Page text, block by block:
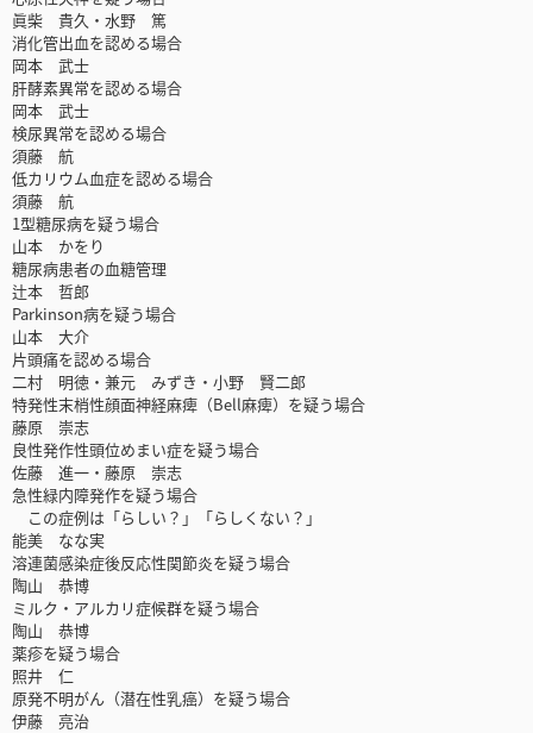
眞柴 貴久・水野 篤
消化管出血を認める場合
岡本 武士
肝酵素異常を認める場合
岡本 武士
検尿異常を認める場合
須藤 航
低カリウム血症を認める場合
須藤 航
1型糖尿病を疑う場合
山本 かをり
糖尿病患者の血糖管理
辻本 哲郎
Parkinson病を疑う場合
山本 大介
片頭痛を認める場合
二村 明徳・兼元 みずき・小野 賢二郎
特発性末梢性顔面神経麻痺（Bell麻痺）を疑う場合
藤原 崇志
良性発作性頭位めまい症を疑う場合
佐藤 進一・藤原 崇志
急性緑内障発作を疑う場合
この症例は「らしい？」「らしくない？」
能美 なな実
溶連菌感染症後反応性関節炎を疑う場合
陶山 恭博
ミルク・アルカリ症候群を疑う場合
陶山 恭博
薬疹を疑う場合
照井 仁
原発不明がん（潜在性乳癌）を疑う場合
伊藤 亮治